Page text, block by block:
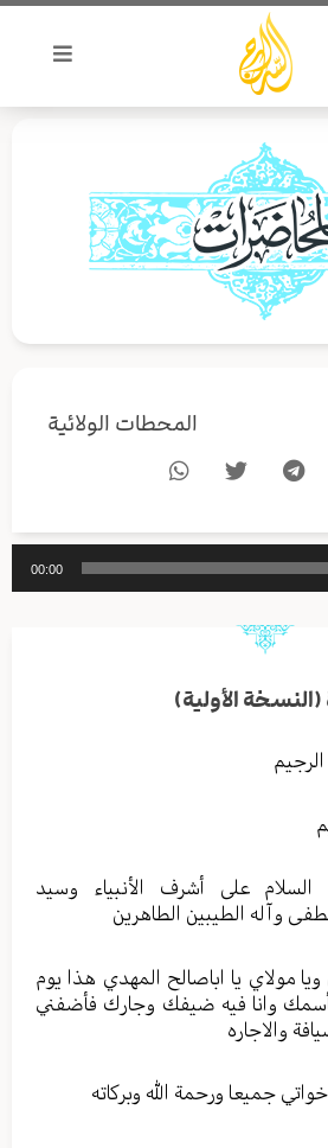
المحطات الولائية
00:00
الأولية)
على أشرف الأنبياء وسيد
وآله الطيبين الطاهرين
مولاي يا اباصالح المهدي هذا يوم
وانا فيه ضيفك وجارك فأضفني
والاجاره
جميعا ورحمة الله وبركاته